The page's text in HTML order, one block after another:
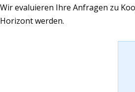
Wir evaluieren Ihre Anfragen zu
Horizont werden.